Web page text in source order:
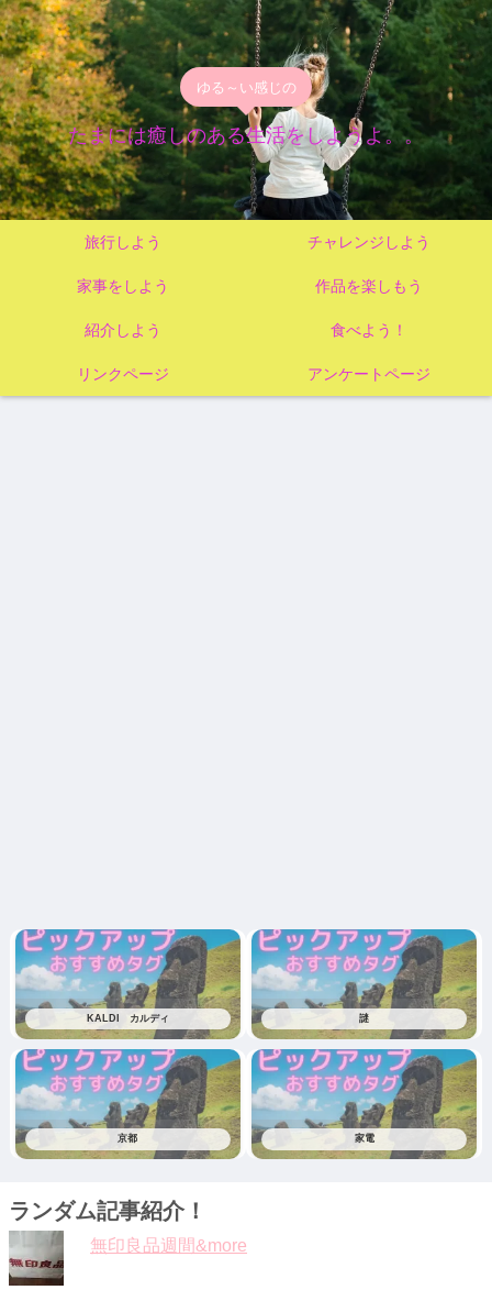
ゆる～い感じの
たまには癒しのある生活をしようよ。。
旅行しよう チャレンジしよう
家事をしよう 作品を楽しもう
紹介しよう 食べよう！
リンクページ アンケートページ
KALDI カルディ 謎
京都 家電
ランダム記事紹介！
無印良品週間&more